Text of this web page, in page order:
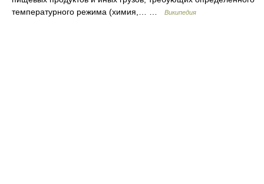
температурного режима (химия,… …
Википедия